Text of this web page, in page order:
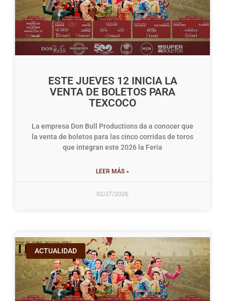
ESTE JUEVES 12 INICIA LA
VENTA DE BOLETOS PARA
TEXCOCO
La empresa Don Bull Productions da a conocer que
la venta de boletos para las cinco corridas de toros
que integran este 2026 la Feria
LEER MÁS »
02/17/2026
ACTUALIDAD